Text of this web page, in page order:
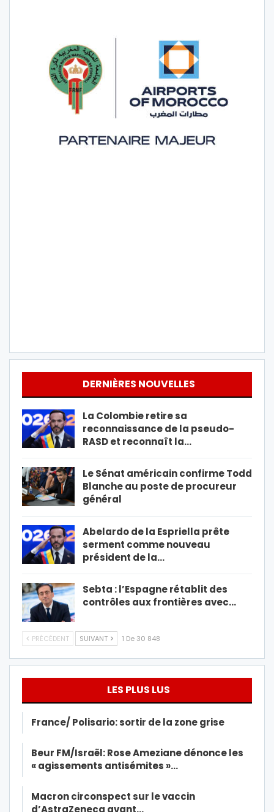
DERNIÈRES NOUVELLES
La Colombie retire sa
reconnaissance de la pseudo-
RASD et reconnaît la…
Le Sénat américain confirme Todd
Blanche au poste de procureur
général
Abelardo de la Espriella prête
serment comme nouveau
président de la…
Sebta : l’Espagne rétablit des
contrôles aux frontières avec…
PRÉCÉDENT SUIVANT 1 De 30 848
LES PLUS LUS
France/ Polisario: sortir de la zone grise
Beur FM/Israël: Rose Ameziane dénonce les
« agissements antisémites »…
Macron circonspect sur le vaccin
d’AstraZeneca avant…